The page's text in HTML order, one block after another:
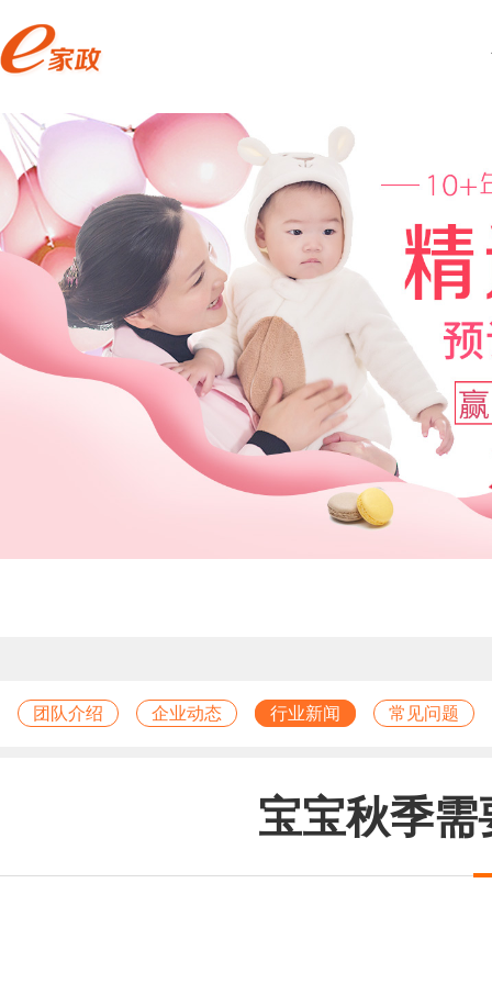
团队介绍 企业动态 行业新闻 常见问题
宝宝秋季